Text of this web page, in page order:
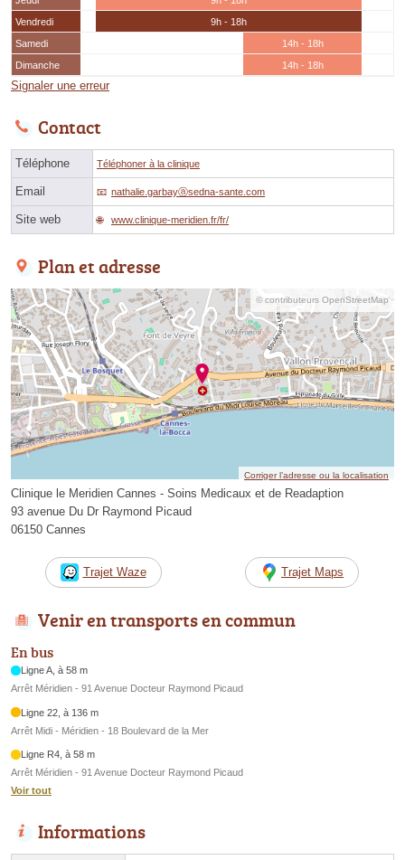
Vendredi
9h - 18h
Samedi
14h - 18h
Dimanche
14h - 18h
Signaler une erreur
Contact
Téléphone Téléphoner à la clinique
Email nathalie.garbayⓐsedna-sante.com
Site web www.clinique-meridien.fr/fr/
Plan et adresse
© contributeurs OpenStreetMap
Corriger l’adresse ou la localisation
Clinique le Meridien Cannes - Soins Medicaux et de Readaption
93 avenue Du Dr Raymond Picaud
06150 Cannes
Trajet Waze Trajet Maps
Venir en transports en commun
En bus
Ligne A, à 58 m
Arrêt Méridien - 91 Avenue Docteur Raymond Picaud
Ligne 22, à 136 m
Arrêt Midi - Méridien - 18 Boulevard de la Mer
Ligne R4, à 58 m
Arrêt Méridien - 91 Avenue Docteur Raymond Picaud
Voir tout
Informations